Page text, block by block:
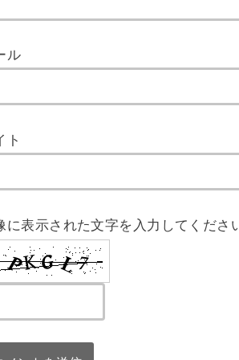
ル
ト
に表示された文字を入力してくださ